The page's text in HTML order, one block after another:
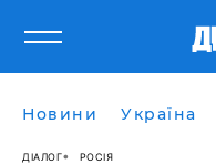
Новини Україна
ДІАЛОГ РОСІЯ